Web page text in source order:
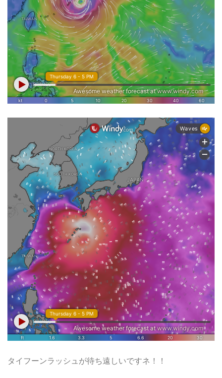
タイフーンラッシュが待ち遠しいですネ！！